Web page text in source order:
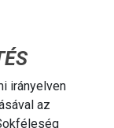
irányelven
az